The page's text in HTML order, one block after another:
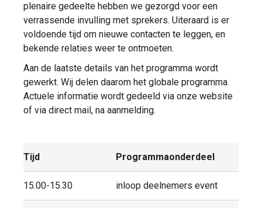
plenaire gedeelte hebben we gezorgd voor een
verrassende invulling met sprekers. Uiteraard is er
voldoende tijd om nieuwe contacten te leggen, en
bekende relaties weer te ontmoeten.
Aan de laatste details van het programma wordt
gewerkt. Wij delen daarom het globale programma.
Actuele informatie wordt gedeeld via onze website
of via direct mail, na aanmelding.
Tijd Programmaonderdeel
15.00-15.30 inloop deelnemers event